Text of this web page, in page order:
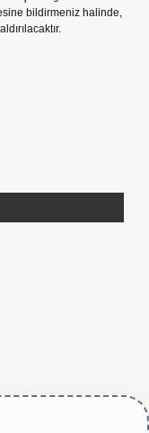
bildirmeniz halinde,